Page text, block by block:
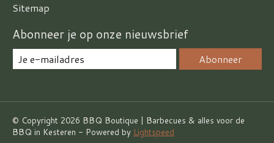
Sitemap
Abonneer je op onze nieuwsbrief
Abonneer
© Copyright 2026 BBQ Boutique | Barbecues & alles voor de
BBQ in Kesteren - Powered by Lightspeed